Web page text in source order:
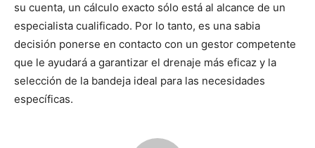
su cuenta, un cálculo exacto sólo está al alcance de un
especialista cualificado. Por lo tanto, es una sabia
decisión ponerse en contacto con un gestor competente
que le ayudará a garantizar el drenaje más eficaz y la
selección de la bandeja ideal para las necesidades
específicas.